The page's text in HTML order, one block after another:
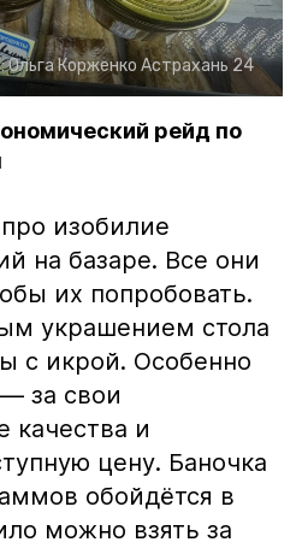
Ольга Корженко Астрахань 24
рейд по
про изобилие
на базаре. Все они
их попробовать.
украшением стола
с икрой. Особенно
за свои
качества и
цену. Баночка
обойдётся в
можно взять за